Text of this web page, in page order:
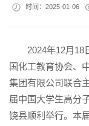
时间：2025-01-06
2024年12月18
国化工教育协会、
集团有限公司联合
届中国大学生高分
饶县顺利举行。本